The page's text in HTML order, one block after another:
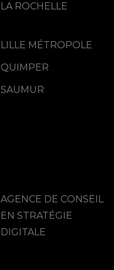
LA ROCHELLE
LILLE MÉTROPOLE
QUIMPER
SAUMUR
AGENCE DE CONSEIL
EN STRATÉGIE
DIGITALE